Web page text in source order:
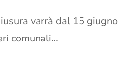
varrà dal 15
comunali…